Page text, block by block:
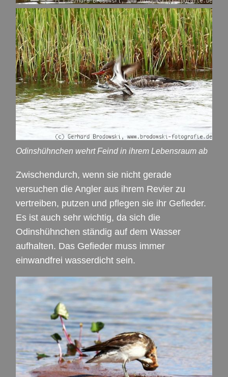
Odinshühnchen wehrt Feind in ihrem Lebensraum ab
Zwischendurch, wenn sie nicht gerade
versuchen die Angler aus ihrem Revier zu
vertreiben, putzen und pflegen sie ihr Gefieder.
Es ist auch sehr wichtig, da sich die
Odinshühnchen ständig auf dem Wasser
aufhalten. Das Gefieder muss immer
einwandfrei wasserdicht sein.